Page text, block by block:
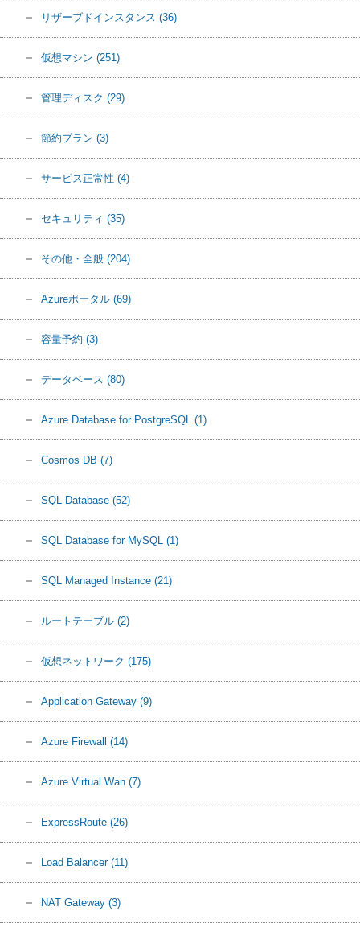
リザーブドインスタンス (36)
仮想マシン (251)
管理ディスク (29)
節約プラン (3)
サービス正常性 (4)
セキュリティ (35)
その他・全般 (204)
Azureポータル (69)
容量予約 (3)
データベース (80)
Azure Database for PostgreSQL (1)
Cosmos DB (7)
SQL Database (52)
SQL Database for MySQL (1)
SQL Managed Instance (21)
ルートテーブル (2)
仮想ネットワーク (175)
Application Gateway (9)
Azure Firewall (14)
Azure Virtual Wan (7)
ExpressRoute (26)
Load Balancer (11)
NAT Gateway (3)